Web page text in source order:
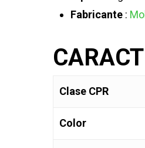
Fabricante :
Clase CPR
Color